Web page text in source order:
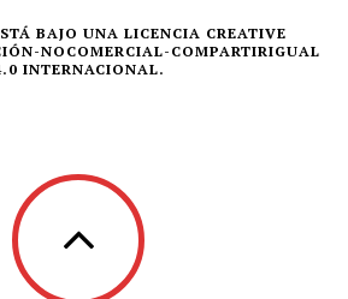
BAJO UNA LICENCIA CREATIVE
NOCOMERCIAL-COMPARTIRIGUAL
INTERNACIONAL.